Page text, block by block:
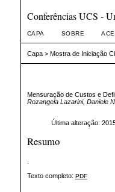
Conferências UCS -
CAPA SOBRE
Capa> Mostra de Iniciação
Mensuração de Custos e
Rozangela Lazarini, Daniele
Última alteração:
Resumo
Texto completo: PDF